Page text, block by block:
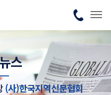
스
(사)한국지역신문협회